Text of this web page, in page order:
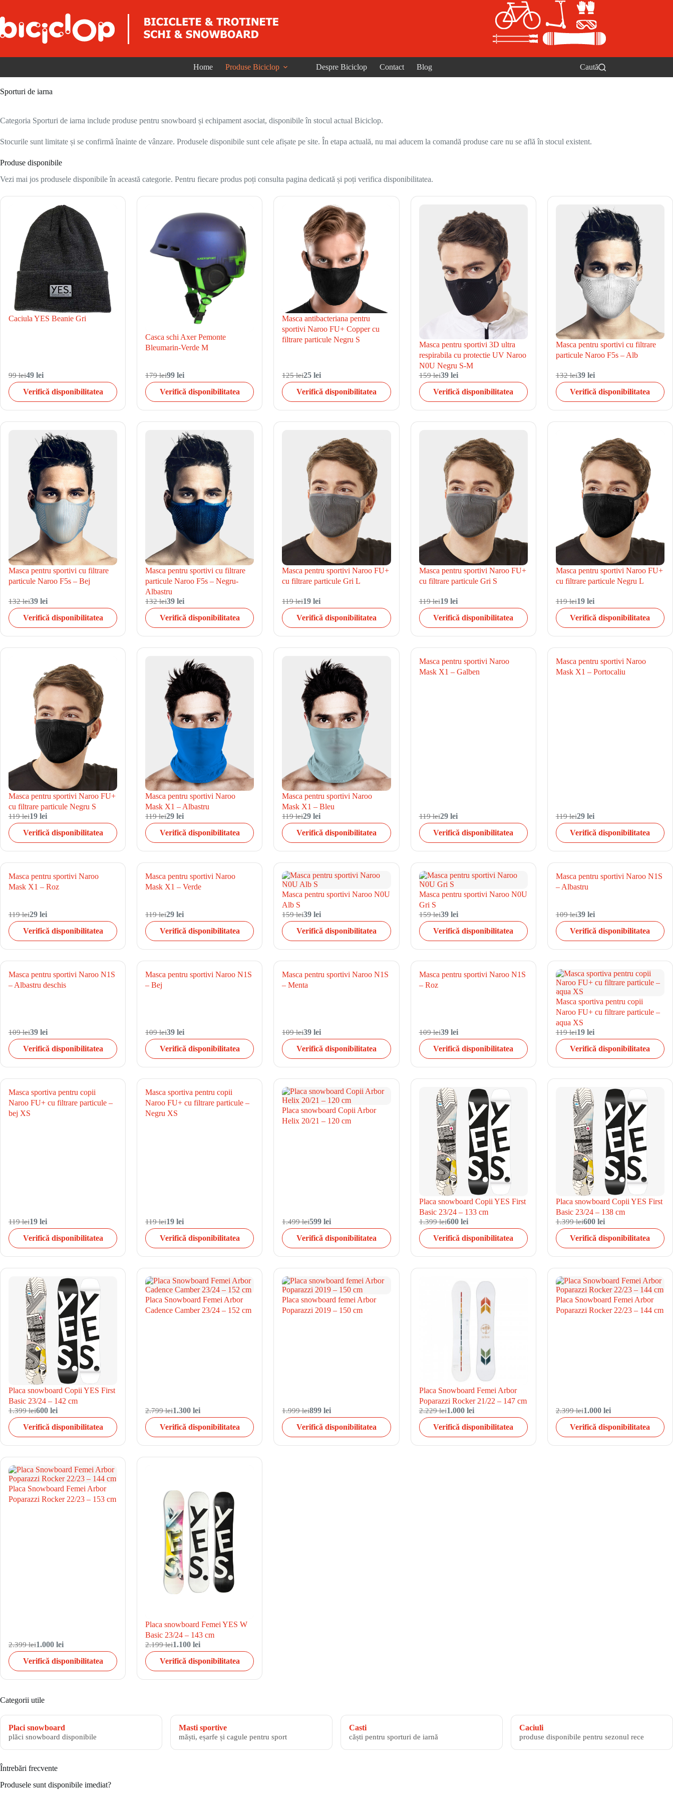
Home Produse Biciclop Despre Biciclop Contact Blog Caută
Sporturi de iarna
Categoria Sporturi de iarna include produse pentru snowboard și echipament asociat, disponibile în stocul actual Biciclop.
Stocurile sunt limitate și se confirmă înainte de vânzare. Produsele disponibile sunt cele afișate pe site. În etapa actuală, nu mai aducem la comandă produse care nu se află în stocul existent.
Produse disponibile
Vezi mai jos produsele disponibile în această categorie. Pentru fiecare produs poți consulta pagina dedicată și poți verifica disponibilitatea.
Caciula YES Beanie Gri
99 lei49 lei
Verifică disponibilitatea
Casca schi Axer Pemonte
Bleumarin-Verde M
179 lei99 lei
Verifică disponibilitatea
Masca antibacteriana pentru
sportivi Naroo FU+ Copper cu
filtrare particule Negru S
125 lei25 lei
Verifică disponibilitatea
Masca pentru sportivi 3D ultra
respirabila cu protectie UV Naroo
N0U Negru S-M
159 lei39 lei
Verifică disponibilitatea
Masca pentru sportivi cu filtrare
particule Naroo F5s – Alb
132 lei39 lei
Verifică disponibilitatea
Masca pentru sportivi cu filtrare
particule Naroo F5s – Bej
132 lei39 lei
Verifică disponibilitatea
Masca pentru sportivi cu filtrare
particule Naroo F5s – Negru-
Albastru
132 lei39 lei
Verifică disponibilitatea
Masca pentru sportivi Naroo FU+
cu filtrare particule Gri L
119 lei19 lei
Verifică disponibilitatea
Masca pentru sportivi Naroo FU+
cu filtrare particule Gri S
119 lei19 lei
Verifică disponibilitatea
Masca pentru sportivi Naroo FU+
cu filtrare particule Negru L
119 lei19 lei
Verifică disponibilitatea
Masca pentru sportivi Naroo FU+
cu filtrare particule Negru S
119 lei19 lei
Verifică disponibilitatea
Masca pentru sportivi Naroo
Mask X1 – Albastru
119 lei29 lei
Verifică disponibilitatea
Masca pentru sportivi Naroo
Mask X1 – Bleu
119 lei29 lei
Verifică disponibilitatea
Masca pentru sportivi Naroo
Mask X1 – Galben
119 lei29 lei
Verifică disponibilitatea
Masca pentru sportivi Naroo
Mask X1 – Portocaliu
119 lei29 lei
Verifică disponibilitatea
Masca pentru sportivi Naroo
Mask X1 – Roz
119 lei29 lei
Verifică disponibilitatea
Masca pentru sportivi Naroo
Mask X1 – Verde
119 lei29 lei
Verifică disponibilitatea
Masca pentru sportivi Naroo N0U
Alb S
159 lei39 lei
Verifică disponibilitatea
Masca pentru sportivi Naroo N0U
Gri S
159 lei39 lei
Verifică disponibilitatea
Masca pentru sportivi Naroo N1S
– Albastru
109 lei39 lei
Verifică disponibilitatea
Masca pentru sportivi Naroo N1S
– Albastru deschis
109 lei39 lei
Verifică disponibilitatea
Masca pentru sportivi Naroo N1S
– Bej
109 lei39 lei
Verifică disponibilitatea
Masca pentru sportivi Naroo N1S
– Menta
109 lei39 lei
Verifică disponibilitatea
Masca pentru sportivi Naroo N1S
– Roz
109 lei39 lei
Verifică disponibilitatea
Masca sportiva pentru copii
Naroo FU+ cu filtrare particule –
aqua XS
119 lei19 lei
Verifică disponibilitatea
Masca sportiva pentru copii
Naroo FU+ cu filtrare particule –
bej XS
119 lei19 lei
Verifică disponibilitatea
Masca sportiva pentru copii
Naroo FU+ cu filtrare particule –
Negru XS
119 lei19 lei
Verifică disponibilitatea
Placa snowboard Copii Arbor
Helix 20/21 – 120 cm
1.499 lei599 lei
Verifică disponibilitatea
Placa snowboard Copii YES First
Basic 23/24 – 133 cm
1.399 lei600 lei
Verifică disponibilitatea
Placa snowboard Copii YES First
Basic 23/24 – 138 cm
1.399 lei600 lei
Verifică disponibilitatea
Placa snowboard Copii YES First
Basic 23/24 – 142 cm
1.399 lei600 lei
Verifică disponibilitatea
Placa Snowboard Femei Arbor
Cadence Camber 23/24 – 152 cm
2.799 lei1.300 lei
Verifică disponibilitatea
Placa snowboard femei Arbor
Poparazzi 2019 – 150 cm
1.999 lei899 lei
Verifică disponibilitatea
Placa Snowboard Femei Arbor
Poparazzi Rocker 21/22 – 147 cm
2.229 lei1.000 lei
Verifică disponibilitatea
Placa Snowboard Femei Arbor
Poparazzi Rocker 22/23 – 144 cm
2.399 lei1.000 lei
Verifică disponibilitatea
Placa Snowboard Femei Arbor
Poparazzi Rocker 22/23 – 153 cm
2.399 lei1.000 lei
Verifică disponibilitatea
Placa snowboard Femei YES W
Basic 23/24 – 143 cm
2.199 lei1.100 lei
Verifică disponibilitatea
Categorii utile
Placi snowboard
plăci snowboard disponibile
Masti sportive
măști, eșarfe și cagule pentru sport
Casti
căști pentru sporturi de iarnă
Caciuli
produse disponibile pentru sezonul rece
Întrebări frecvente
Produsele sunt disponibile imediat?